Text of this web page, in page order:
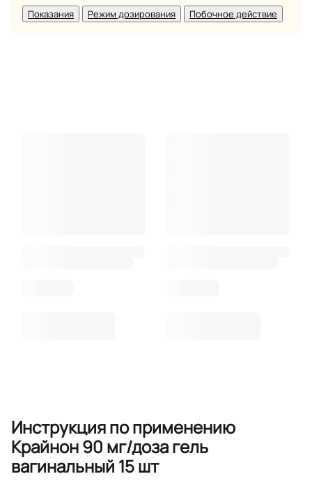
Показания
Режим дозирования Побочное действие
Инструкция по применению
Крайнон 90 мг/доза гель
вагинальный 15 шт